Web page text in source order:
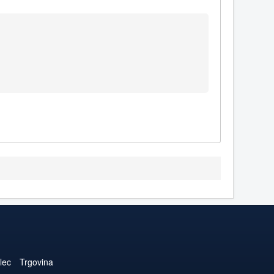
Trgovina